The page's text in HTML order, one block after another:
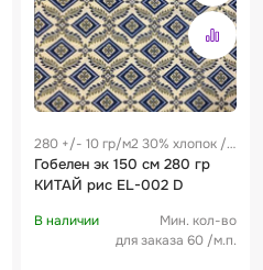
280 +/- 10 гр/м2 30% хлопок /
70% полиэстер 0.26 м
Гобелен эк 150 см 280 гр
КИТАЙ рис EL-002 D
В наличии
Мин. кол-во
для заказа 60 /м.п.